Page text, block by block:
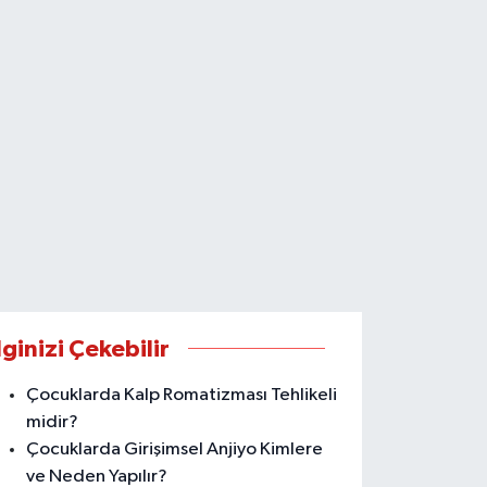
Çekebilir
Çocuklarda Kalp Romatizması Tehlikeli
midir?
Çocuklarda Girişimsel Anjiyo Kimlere
ve Neden Yapılır?